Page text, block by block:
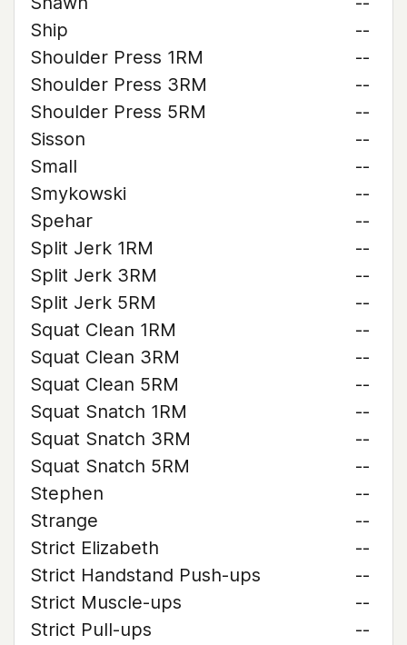
Ship
--
Shoulder Press 1RM
--
Shoulder Press 3RM
--
Shoulder Press 5RM
--
Sisson
--
Small
--
Smykowski
--
Spehar
--
Split Jerk 1RM
--
Split Jerk 3RM
--
Split Jerk 5RM
--
Squat Clean 1RM
--
Squat Clean 3RM
--
Squat Clean 5RM
--
Squat Snatch 1RM
--
Squat Snatch 3RM
--
Squat Snatch 5RM
--
Stephen
--
Strange
--
Strict Elizabeth
--
Strict Handstand Push-ups
--
Strict Muscle-ups
--
Strict Pull-ups
--